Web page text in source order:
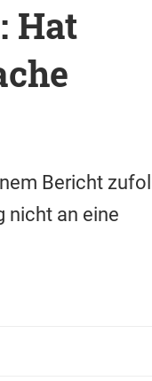
Hat
Bericht
nicht an eine